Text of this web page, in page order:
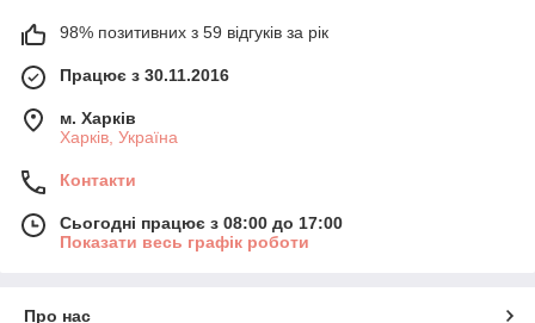
98% позитивних з 59 відгуків за рік
Працює з 30.11.2016
м. Харків
Харків, Україна
Контакти
Сьогодні працює з 08:00 до 17:00
Показати весь графік роботи
Про нас